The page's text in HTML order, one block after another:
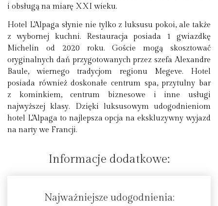
i obsługą na miarę XXI wieku.
Hotel L’Alpaga słynie nie tylko z luksusu pokoi, ale także
z wybornej kuchni. Restauracja posiada 1 gwiazdkę
Michelin od 2020 roku. Goście mogą skosztować
oryginalnych dań przygotowanych przez szefa Alexandre
Baule, wiernego tradycjom regionu Megeve. Hotel
posiada również doskonałe centrum spa, przytulny bar
z kominkiem, centrum biznesowe i inne usługi
najwyższej klasy. Dzięki luksusowym udogodnieniom
hotel L’Alpaga to najlepsza opcja na ekskluzywny wyjazd
na narty we Francji.
Informacje dodatkowe:
Najważniejsze udogodnienia: